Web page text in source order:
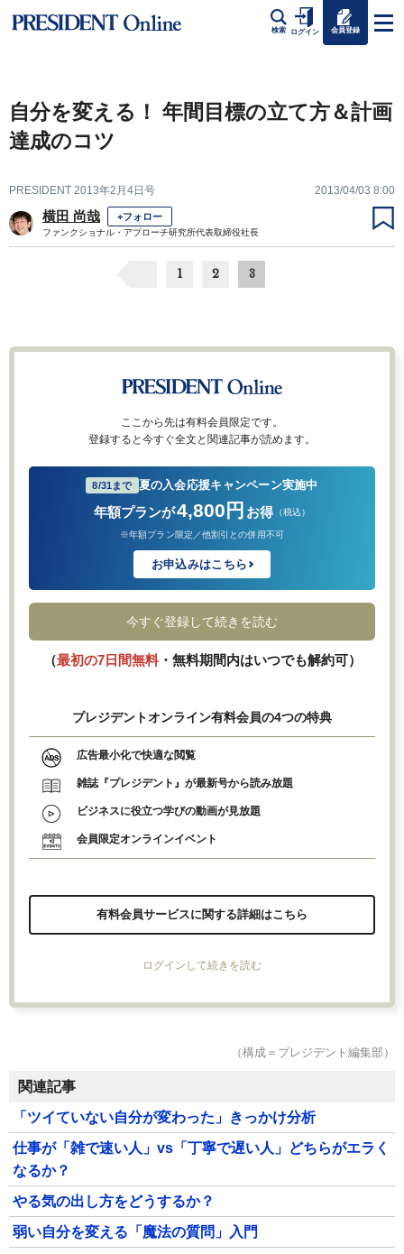
検索 ログイン 会員登録
自分を変える！ 年間目標の立て方＆計画
達成のコツ
PRESIDENT 2013年2月4日号 2013/04/03 8:00
横田 尚哉 +フォロー
ファンクショナル・アプローチ研究所代表取締役社長
1 2 3
ここから先は有料会員限定です。
登録すると今すぐ全文と関連記事が読めます。
8/31まで 夏の入会応援キャンペーン実施中
年額プランが4,800円 お得 （税込）
※年額プラン限定／他割引との併用不可
お申込みはこちら
今すぐ登録して続きを読む
（最初の7日間無料・無料期間内はいつでも解約可）
プレジデントオンライン有料会員の4つの特典
広告最小化で快適な閲覧
雑誌『プレジデント』が最新号から読み放題
ビジネスに役立つ学びの動画が見放題
会員限定オンラインイベント
有料会員サービスに関する詳細はこちら
ログインして続きを読む
（構成＝プレジデント編集部）
関連記事
「ツイていない自分が変わった」きっかけ分析
仕事が「雑で速い人」vs「丁寧で遅い人」どちらがエラく
なるか？
やる気の出し方をどうするか？
弱い自分を変える「魔法の質問」入門